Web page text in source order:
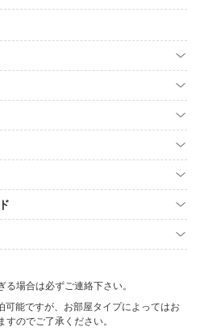
場合は必ずご連絡下さい。
能ですが、お部屋タイプによってはお
のでご了承ください。